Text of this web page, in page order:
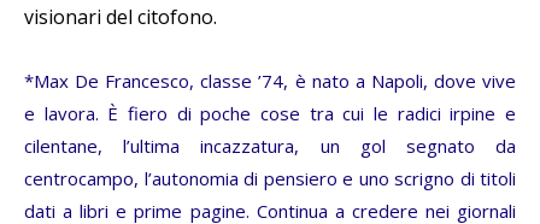
visionari del citofono.
*Max De Francesco, classe ’74, è nato a Napoli, dove vive
e lavora. È fiero di poche cose tra cui le radici irpine e
cilentane, l’ultima incazzatura, un gol segnato da
centrocampo, l’autonomia di pensiero e uno scrigno di titoli
dati a libri e prime pagine. Continua a credere nei giornali